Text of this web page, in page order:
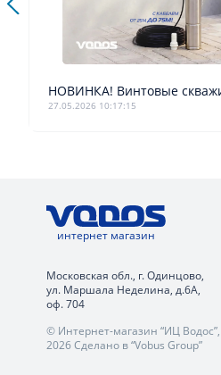
27.05.2026 10:17:15
интернет магазин
Московская обл., г. Одинцово,
ул. Маршала Неделина, д.6А,
оф. 704
© Интернет-магазин “ИЦ Водос”,
2026 Сделано в “Vobus Group”